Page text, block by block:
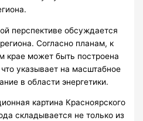
перспективе обсуждается
Согласно планам, к
крае может быть построена
указывает на масштабное
в области энергетики.
картина Красноярского
складывается не только из